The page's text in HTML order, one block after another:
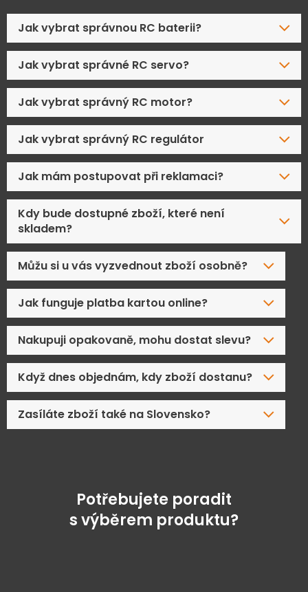
Jak vybrat správnou RC baterii?
Jak vybrat správné RC servo?
Jak vybrat správný RC motor?
Jak vybrat správný RC regulátor
Jak mám postupovat při reklamaci?
Kdy bude dostupné zboží, které není
skladem?
Můžu si u vás vyzvednout zboží osobně?
Jak funguje platba kartou online?
Nakupuji opakovaně, mohu dostat slevu?
Když dnes objednám, kdy zboží dostanu?
Zasíláte zboží také na Slovensko?
Potřebujete poradit
s výběrem produktu?